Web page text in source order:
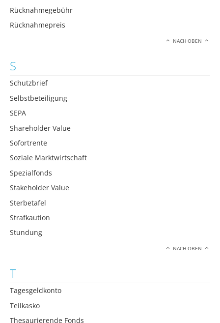
Rücknahmegebühr
Rücknahmepreis
NACH OBEN
S
Schutzbrief
Selbstbeteiligung
SEPA
Shareholder Value
Sofortrente
Soziale Marktwirtschaft
Spezialfonds
Stakeholder Value
Sterbetafel
Strafkaution
Stundung
NACH OBEN
T
Tagesgeldkonto
Teilkasko
Thesaurierende Fonds